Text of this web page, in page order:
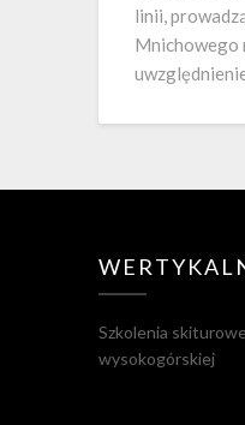
linii,
Mnichowego
Szkolenia
wysokogórskiej